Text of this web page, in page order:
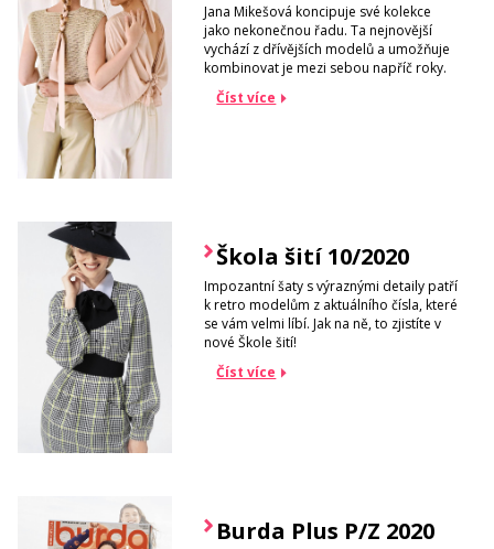
Jana Mikešová koncipuje své kolekce
jako nekonečnou řadu. Ta nejnovější
vychází z dřívějších modelů a umožňuje
kombinovat je mezi sebou napříč roky.
Číst více
Škola šití 10/2020
Impozantní šaty s výraznými detaily patří
k retro modelům z aktuálního čísla, které
se vám velmi líbí. Jak na ně, to zjistíte v
nové Škole šití!
Číst více
Burda Plus P/Z 2020